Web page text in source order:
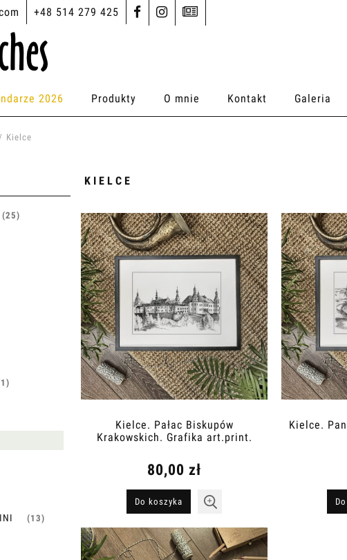
+48 514 279 425
2026 Produkty O mnie Kontakt Galeria
Kielce
(25)
(13)
KIELCE
Kielce. Pałac Biskupów
Krakowskich. Grafika art.print.
80,00 zł
Do koszyka
Kielce.